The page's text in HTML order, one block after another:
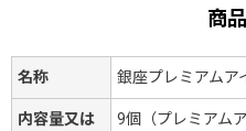
商
名称 銀座プレミアムア
内容量又は
9個（プレミアム